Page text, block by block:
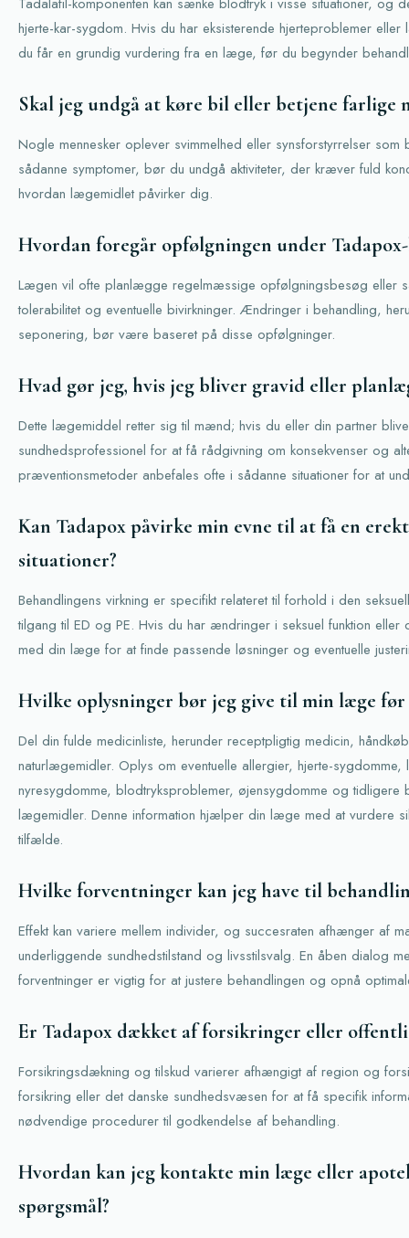
hjerte-kar-sygdom. Hvis du har eksisterende hjerteproblemer
du får en grundig vurdering fra en læge, før du begynder
Skal jeg undgå at køre bil eller betjene farlige
Nogle mennesker oplever svimmelhed eller synsforstyrrelser som
sådanne symptomer, bør du undgå aktiviteter, der kræver fuld
hvordan lægemidlet påvirker dig.
Hvordan foregår opfølgningen under
Lægen vil ofte planlægge regelmæssige opfølgningsbesøg eller
tolerabilitet og eventuelle bivirkninger. Ændringer i behandling,
seponering, bør være baseret på disse opfølgninger.
Hvad gør jeg, hvis jeg bliver gravid eller
Dette lægemiddel retter sig til mænd; hvis du eller din partner
sundhedsprofessionel for at få rådgivning om konsekvenser og
præventionsmetoder anbefales ofte i sådanne situationer for at
Kan Tadapox påvirke min evne til at få en
situationer?
Behandlingens virkning er specifikt relateret til forhold i den
tilgang til ED og PE. Hvis du har ændringer i seksuel funktion
med din læge for at finde passende løsninger og eventuelle
Hvilke oplysninger bør jeg give til min læge før
Del din fulde medicinliste, herunder receptpligtig medicin,
naturlægemidler. Oplys om eventuelle allergier, hjerte-sygdomme,
nyresygdomme, blodtryksproblemer, øjensygdomme og tidligere
lægemidler. Denne information hjælper din læge med at vurdere
tilfælde.
Hvilke forventninger kan jeg have til
Effekt kan variere mellem individer, og succesraten afhænger af
underliggende sundhedstilstand og livsstilsvalg. En åben dialog
forventninger er vigtig for at justere behandlingen og opnå
Er Tadapox dækket af forsikringer eller
Forsikringsdækning og tilskud varierer afhængigt af region og
forsikring eller det danske sundhedsvæsen for at få specifik
nødvendige procedurer til godkendelse af behandling.
Hvordan kan jeg kontakte min læge eller
spørgsmål?